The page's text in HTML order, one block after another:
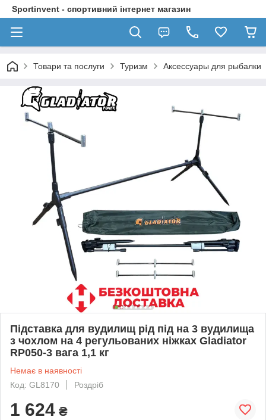
Sportinvent - спортивний інтернет магазин
Товари та послуги Туризм Аксессуары для рыбалки
Підставка для вудилищ рід під на 3 вудилища
з чохлом на 4 регульованих ніжках Gladiator
RP050-3 вага 1,1 кг
Немає в наявності
Код: GL8170
Роздріб
1 624 ₴